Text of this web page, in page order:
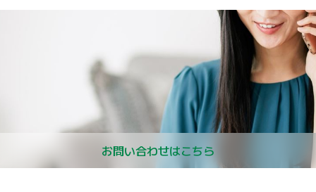
お問い合わせはこちら